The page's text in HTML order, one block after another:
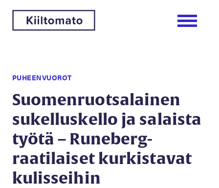
PUHEENVUOROT
Suomenruotsalainen
sukelluskello ja salaista
työtä – Runeberg-
raatilaiset kurkistavat
kulisseihin